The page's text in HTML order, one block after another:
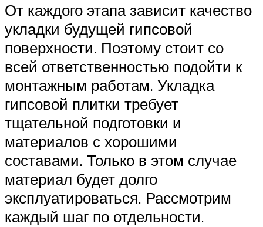
От каждого этапа зависит качество
укладки будущей гипсовой
поверхности. Поэтому стоит со
всей ответственностью подойти к
монтажным работам. Укладка
гипсовой плитки требует
тщательной подготовки и
материалов с хорошими
составами. Только в этом случае
материал будет долго
эксплуатироваться. Рассмотрим
каждый шаг по отдельности.